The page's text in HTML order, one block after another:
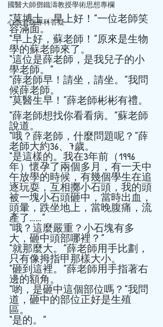
國醫大師鄧鐵濤教授學術思想專欄
心血管病專科答疑
“莫博士，早上好！”一位老師笑
容滿面。
“早上好，蘇老師！”原來是生物
學的蘇老師來了。
“這位是薛老師，是我兒子的小
學老師。”
“薛老師早！請坐，請坐。”我問
候薛老師。
“莫醫生早！”薛老師彬彬有禮。
“薛老師想找你看看病。”蘇老師
說道。
“哦？薛老師，什麼問題呢？”薛
老師大約36、7歲。
“是這樣的。我在3年前（1996
年）懷孕了兩個多月，有一天中
午放學的時候，有幾個學生在追
逐玩耍，互相擲小石頭，我的頭
被一塊小石頭砸中，當時出血，
頭暈，跌坐地上，當晚腹痛，流
產了……”
“哦？這麼嚴重？小石塊有多
大，砸中頭部哪裡？”
“就那麼大。”薛老師用手比劃，
只有像拇指甲那樣大小。
“砸到這裡。”薛老師用手指著右
邊的額角。
“喲，是砸中這個部位嗎？”我問
道，砸中的部位正好是生殖
區。
“是的。”